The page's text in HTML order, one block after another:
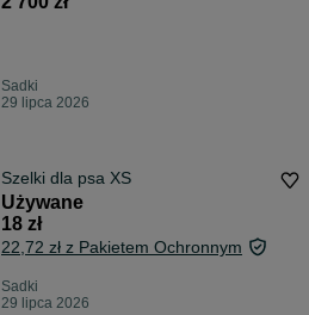
Sadki
29 lipca 2026
Szelki dla psa XS
Używane
18 zł
22,72 zł z Pakietem Ochronnym
Sadki
29 lipca 2026